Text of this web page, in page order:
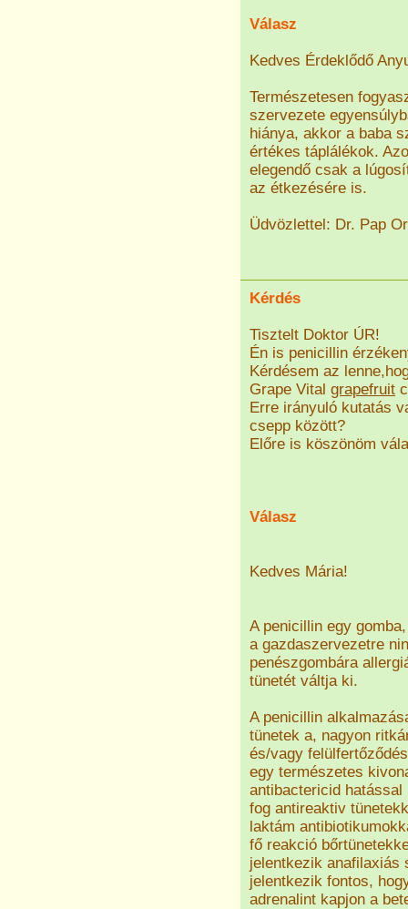
Válasz
Kedves Érdeklődő
Természetesen
szervezete
hiánya, akkor a baba
értékes táplálékok.
elegendő csak a
az étkezésére is.
Üdvözlettel: Dr. Pap
Kérdés
Tisztelt Doktor ÚR!
Én is penicillin
Kérdésem az
Grape Vital grapefruit
Erre irányuló kutatás
csepp között?
Előre is köszönöm
Válasz
Kedves Mária!
A penicillin egy
a gazdaszervezetre
penészgombára
tünetét váltja ki.
A penicillin
tünetek a, nagyon
és/vagy
egy természetes
antibactericid
fog antireaktiv
laktám
fő reakció
jelentkezik anafilaxiás
jelentkezik fontos,
adrenalint kapjon a